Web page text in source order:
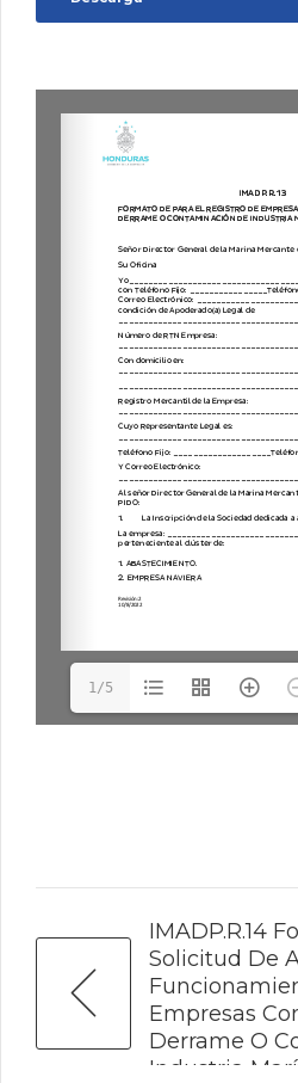
1/5
IMADP.R.14
Solicitud De
Empresas
Derrame O
Industria